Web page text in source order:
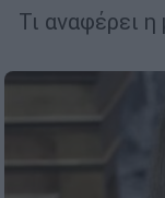
Τι αναφέρει η